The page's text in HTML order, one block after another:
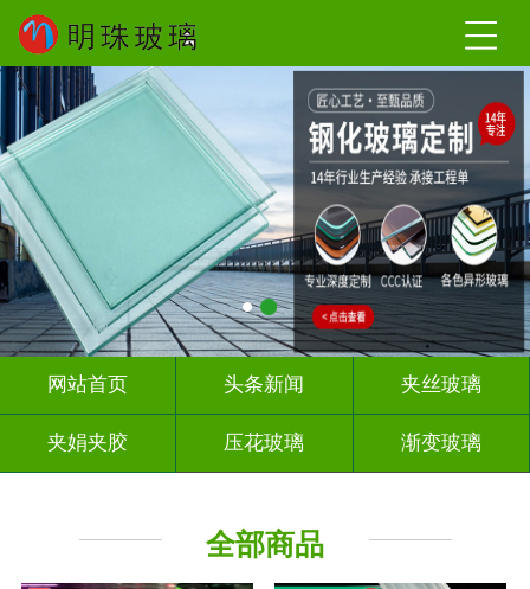
网站首页 头条新闻 夹丝玻璃
夹娟夹胶 压花玻璃 渐变玻璃
全部商品